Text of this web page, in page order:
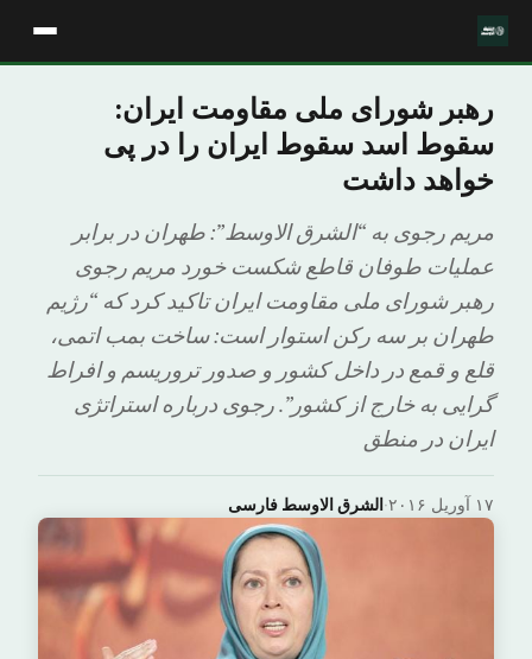
رهبر شورای ملی مقاومت ایران:
سقوط اسد سقوط ایران را در پی
خواهد داشت
مریم رجوی به “الشرق الاوسط”: طهران در برابر
عملیات طوفان قاطع شکست خورد مریم رجوی
رهبر شورای ملی مقاومت ایران تاکید کرد که “رژیم
طهران بر سه رکن استوار است: ساخت بمب اتمی،
قلع و قمع در داخل کشور و صدور تروریسم و افراط
گرایی به خارج از کشور”. رجوی درباره استراتژی
ایران در منطق
الشرق الاوسط فارسی· ۱۷ آوریل ۲۰۱۶